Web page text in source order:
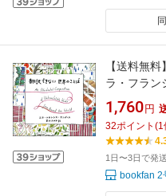
【送料無
ラ・フラン
ゆみ
1,760 円
32ポイント (1
1日〜3日で発
bookfan 2